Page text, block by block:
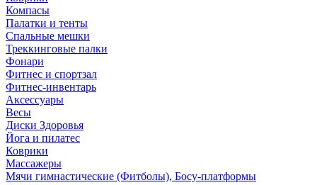
Компасы
Палатки и тенты
Спальные мешки
Треккинговые палки
Фонари
Фитнес и спортзал
Фитнес-инвентарь
Аксессуары
Весы
Диски Здоровья
Йога и пилатес
Коврики
Массажеры
Мячи гимнастические (Фитболы), Босу-платформы